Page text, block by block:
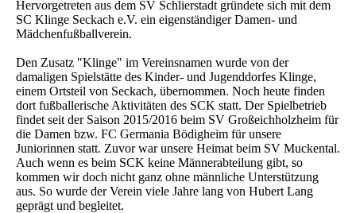
Hervorgetreten aus dem SV Schlierstadt gründete sich mit dem
SC Klinge Seckach e.V. ein eigenständiger Damen- und
Mädchenfußballverein.
Den Zusatz "Klinge" im Vereinsnamen wurde von der
damaligen Spielstätte des Kinder- und Jugenddorfes Klinge,
einem Ortsteil von Seckach, übernommen. Noch heute finden
dort fußballerische Aktivitäten des SCK statt. Der Spielbetrieb
findet seit der Saison 2015/2016 beim SV Großeichholzheim für
die Damen bzw. FC Germania Bödigheim für unsere
Juniorinnen statt. Zuvor war unsere Heimat beim SV Muckental.
Auch wenn es beim SCK keine Männerabteilung gibt, so
kommen wir doch nicht ganz ohne männliche Unterstützung
aus. So wurde der Verein viele Jahre lang von Hubert Lang
geprägt und begleitet.